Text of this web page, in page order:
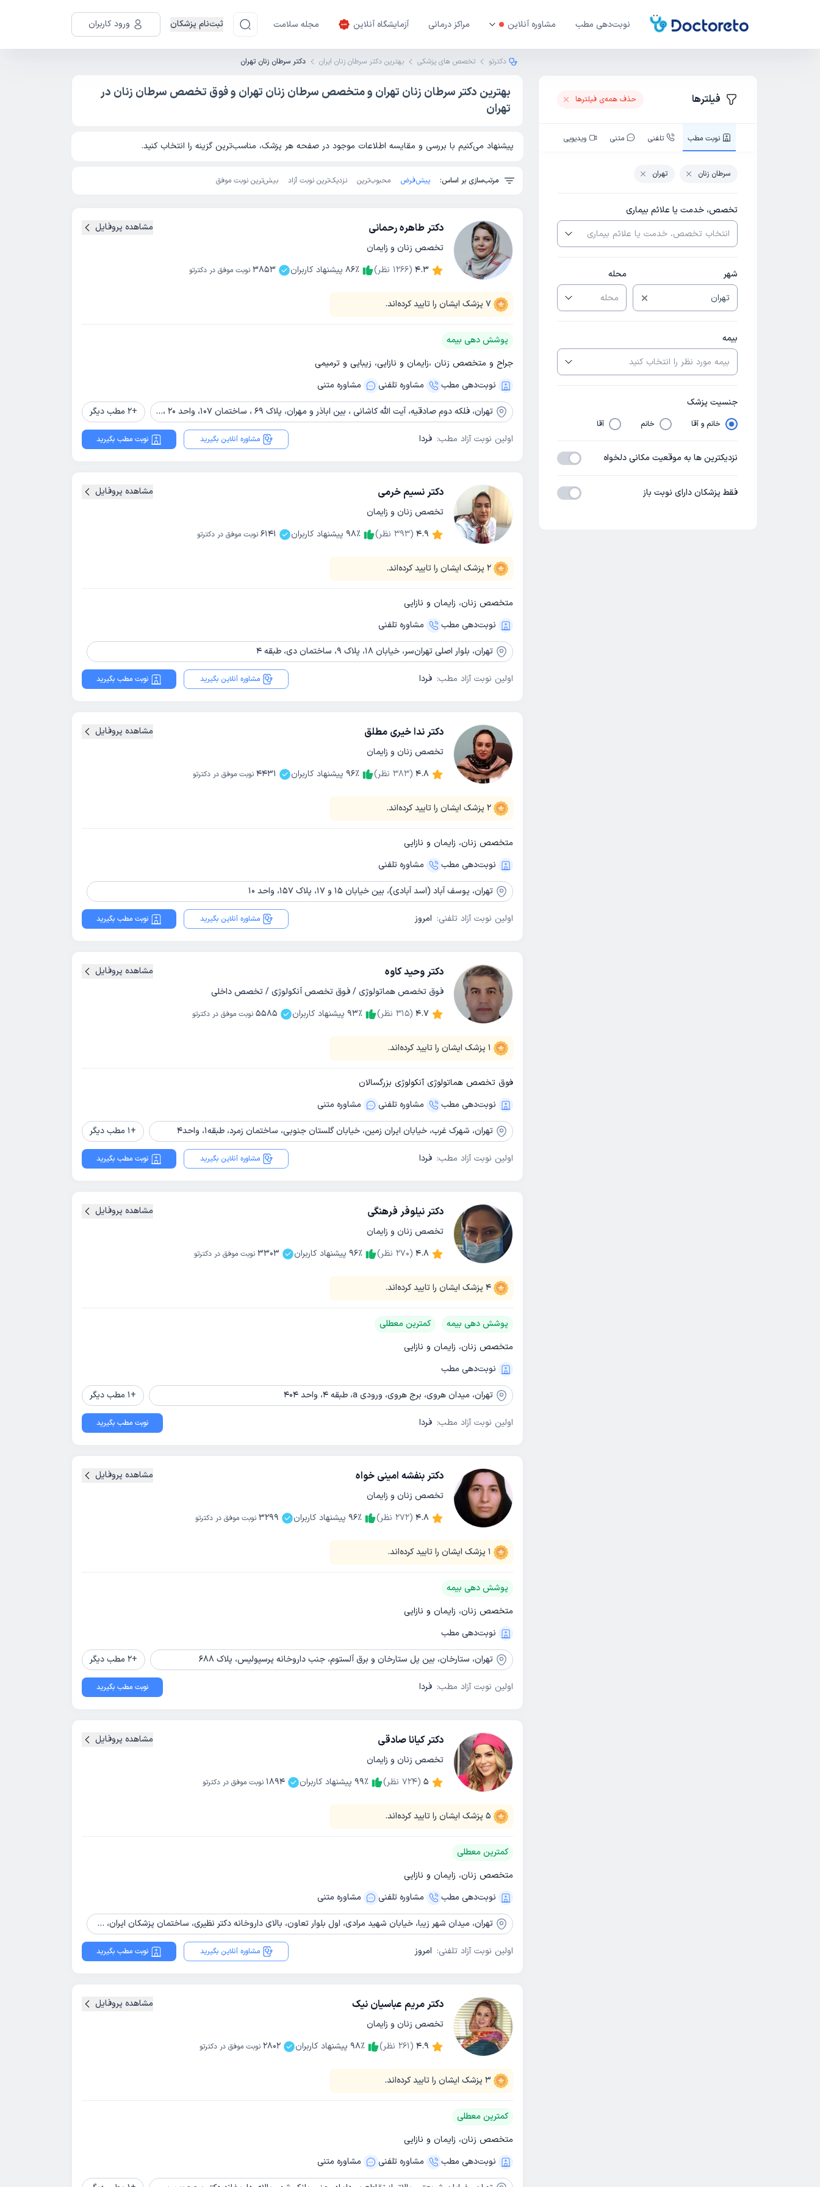
نوبت‌دهی مطب مشاوره آنلاین مراکز درمانی آزمایشگاه آنلاین مجله سلامت ثبت‌نام پزشکان ورود کاربران
دکترتو تخصص های پزشکی بهترین دکتر سرطان زنان ایران دکتر سرطان زنان تهران
بهترین دکتر سرطان زنان تهران و متخصص سرطان زنان تهران و فوق تخصص سرطان زنان در
تهران
پیشنهاد می‌کنیم با بررسی و مقایسه اطلاعات موجود در صفحه هر پزشک، مناسب‌ترین گزینه را انتخاب کنید.
مرتب‌سازی بر اساس: پیش‌فرض محبوب‌ترین نزدیک‌ترین نوبت آزاد بیش‌ترین نوبت موفق
دکتر طاهره رحمانی
تخصص زنان و زایمان
4.3
(
1266 نظر) 86٪ پیشنهاد کاربران 3853 نوبت موفق در دکترتو
7 پزشک ایشان را تایید کرده‌اند.
مشاهده پروفایل
پوشش دهی بیمه
جراح و متخصص زنان ،زایمان و نازایی، زیبایی و ترمیمی
نوبت‌دهی مطب
مشاوره‌ تلفنی مشاوره‌ متنی
تهران، فلکه دوم صادقیه، آیت الله کاشانی ، بین اباذر و مهران، پلاک 69 ، ساختمان 107، واحد 20 ، طبقه 5 +
2 مطب دیگر
اولین نوبت آزاد مطب: فردا مشاوره آنلاین بگیرید نوبت مطب بگیرید
دکتر نسیم خرمی
تخصص زنان و زایمان
4.9
(
393 نظر) 98٪ پیشنهاد کاربران 6141 نوبت موفق در دکترتو
2 پزشک ایشان را تایید کرده‌اند.
مشاهده پروفایل
متخصص زنان، زایمان و نازایی
نوبت‌دهی مطب
مشاوره‌ تلفنی
تهران، بلوار اصلی تهران‌سر، خیابان 18، پلاک 9، ساختمان دی، طبقه 4
اولین نوبت آزاد مطب: فردا مشاوره آنلاین بگیرید نوبت مطب بگیرید
دکتر ندا خیری مطلق
تخصص زنان و زایمان
4.8
(
383 نظر) 96٪ پیشنهاد کاربران 4431 نوبت موفق در دکترتو
2 پزشک ایشان را تایید کرده‌اند.
مشاهده پروفایل
متخصص زنان، زایمان و نازایی
نوبت‌دهی مطب
مشاوره‌ تلفنی
تهران، یوسف آباد (اسد آبادی)، بین خیابان 15 و 17، پلاک 157، واحد 10
اولین نوبت آزاد تلفنی: امروز مشاوره آنلاین بگیرید نوبت مطب بگیرید
دکتر وحید کاوه
فوق تخصص هماتولوژی / فوق تخصص آنکولوژی / تخصص داخلی
4.7
(
315 نظر) 93٪ پیشنهاد کاربران 5585 نوبت موفق در دکترتو
1 پزشک ایشان را تایید کرده‌اند.
مشاهده پروفایل
فوق تخصص هماتولوژی آنکولوژی بزرگسالان
نوبت‌دهی مطب
مشاوره‌ تلفنی مشاوره‌ متنی
تهران، شهرک غرب، خیابان ایران زمین، خیابان گلستان جنوبی، ساختمان زمرد، طبقه1، واحد4 +
1 مطب دیگر
اولین نوبت آزاد مطب: فردا مشاوره آنلاین بگیرید نوبت مطب بگیرید
دکتر نیلوفر فرهنگی
تخصص زنان و زایمان
4.8
(
270 نظر) 96٪ پیشنهاد کاربران 3303 نوبت موفق در دکترتو
4 پزشک ایشان را تایید کرده‌اند.
مشاهده پروفایل
پوشش دهی بیمه
کمترین معطلی
متخصص زنان، زایمان و نازایی
نوبت‌دهی مطب
تهران، میدان هروی، برج هروی، ورودی a، طبقه 4، واحد 404 +
1 مطب دیگر
اولین نوبت آزاد مطب: فردا نوبت مطب بگیرید
دکتر بنفشه امینی خواه
تخصص زنان و زایمان
4.8
(
272 نظر) 96٪ پیشنهاد کاربران 3299 نوبت موفق در دکترتو
1 پزشک ایشان را تایید کرده‌اند.
مشاهده پروفایل
پوشش دهی بیمه
متخصص زنان، زایمان و نازایی
نوبت‌دهی مطب
تهران، ستارخان، بین پل ستارخان و برق آلستوم، جنب داروخانه پرسپولیس، پلاک 688 +
2 مطب دیگر
اولین نوبت آزاد مطب: فردا نوبت مطب بگیرید
دکتر کیانا صادقی
تخصص زنان و زایمان
5
(
724 نظر) 99٪ پیشنهاد کاربران 1894 نوبت موفق در دکترتو
5 پزشک ایشان را تایید کرده‌اند.
مشاهده پروفایل
کمترین معطلی
متخصص زنان، زایمان و نازایی
نوبت‌دهی مطب
مشاوره‌ تلفنی مشاوره‌ متنی
تهران، میدان شهر زیبا، خیابان شهید مرادی، اول بلوار تعاون، بالای داروخانه دکتر نظیری، ساختمان پزشکان ایران، طبقه 3 واحد 6
اولین نوبت آزاد تلفنی: امروز مشاوره آنلاین بگیرید نوبت مطب بگیرید
دکتر مریم عباسیان نیک
تخصص زنان و زایمان
4.9
(
261 نظر) 98٪ پیشنهاد کاربران 2802 نوبت موفق در دکترتو
3 پزشک ایشان را تایید کرده‌اند.
مشاهده پروفایل
کمترین معطلی
متخصص زنان، زایمان و نازایی
نوبت‌دهی مطب
مشاوره‌ تلفنی مشاوره‌ متنی
فیلترها حذف همه‌ی فیلتر‌ها
نوبت‌ مطب تلفنی متنی ویدیویی
سرطان زنان تهران
تخصص، خدمت یا علائم بیماری
شهر محله
بیمه
جنسیت پزشک
خانم و آقا خانم آقا
نزدیکترین ها به موقعیت مکانی دلخواه
فقط پزشکان دارای نوبت باز